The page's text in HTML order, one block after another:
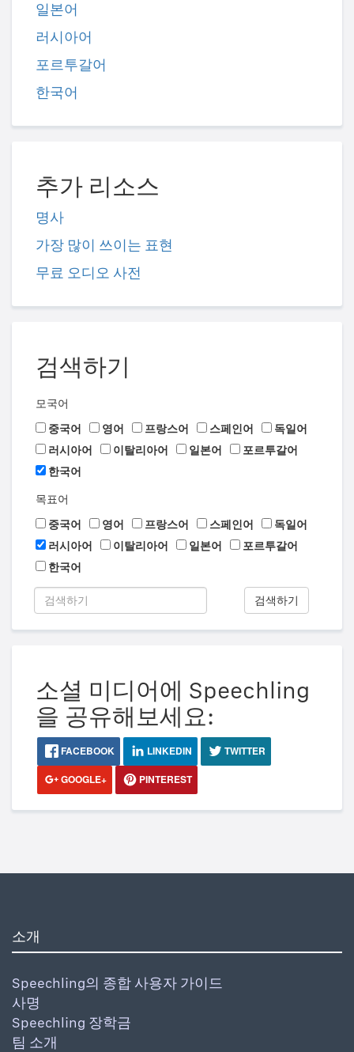
일본어
러시아어
포르투갈어
한국어
추가 리소스
명사
가장 많이 쓰이는 표현
무료 오디오 사전
검색하기
모국어
중국어
영어 프랑스어 스페인어
독일어
러시아어
이탈리아어 일본어
포르투갈어
한국어
목표어
중국어
영어 프랑스어 스페인어
독일어
러시아어
이탈리아어 일본어
포르투갈어
한국어
검색하기
소셜 미디어에 Speechling
을 공유해보세요:
FACEBOOK LINKEDIN
TWITTER
GOOGLE+
PINTEREST
소개
Speechling의 종합 사용자 가이드
사명
Speechling 장학금
팀 소개